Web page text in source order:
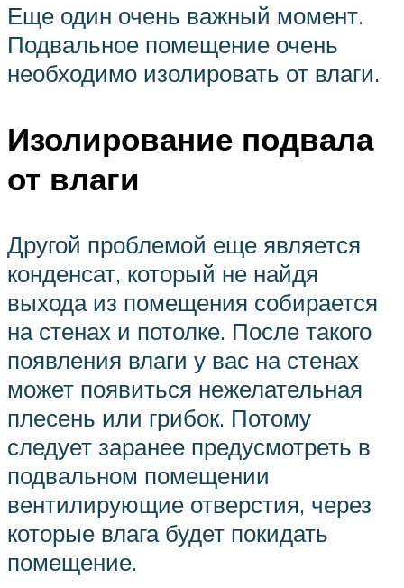
Еще один очень важный момент.
Подвальное помещение очень
необходимо изолировать от влаги.
Изолирование подвала
от влаги
Другой проблемой еще является
конденсат, который не найдя
выхода из помещения собирается
на стенах и потолке. После такого
появления влаги у вас на стенах
может появиться нежелательная
плесень или грибок. Потому
следует заранее предусмотреть в
подвальном помещении
вентилирующие отверстия, через
которые влага будет покидать
помещение.